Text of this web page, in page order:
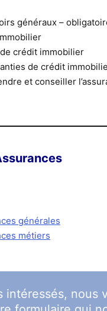
généraux –
crédit immobilier
de crédit
et conseiller
générales
métiers
intéressés, nous